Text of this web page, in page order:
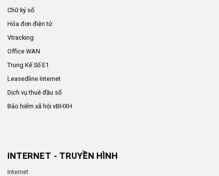
Chữ ký số
Hóa đơn điện tử
Vtracking
Office WAN
Trung Kế Số E1
Leasedline Internet
Dịch vụ thuê đầu số
Bảo hiểm xã hội vBHXH
INTERNET - TRUYỀN HÌNH
Internet